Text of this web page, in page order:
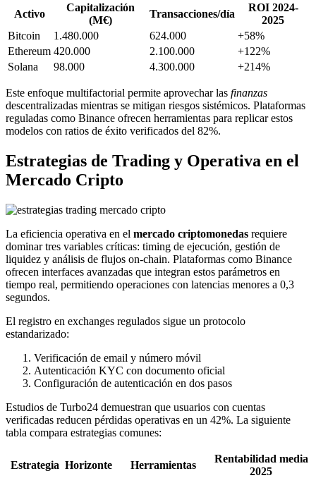
Activo
Capitalización
(M€)
Transacciones/día
ROI 2024-
2025
Bitcoin
1.480.000 624.000
+58%
Ethereum 420.000 2.100.000
+122%
Solana
98.000 4.300.000 +214%
Este enfoque multifactorial permite aprovechar las finanzas
descentralizadas mientras se mitigan riesgos sistémicos. Plataformas
reguladas como Binance ofrecen herramientas para replicar estos
modelos con ratios de éxito verificados del 82%.
Estrategias de Trading y Operativa en el
Mercado Cripto
La eficiencia operativa en el mercado criptomonedas requiere
dominar tres variables críticas: timing de ejecución, gestión de
liquidez y análisis de flujos on-chain. Plataformas como Binance
ofrecen interfaces avanzadas que integran estos parámetros en
tiempo real, permitiendo operaciones con latencias menores a 0,3
segundos.
El registro en exchanges regulados sigue un protocolo
estandarizado:
Verificación de email y número móvil
Autenticación KYC con documento oficial
Configuración de autenticación en dos pasos
Estudios de Turbo24 demuestran que usuarios con cuentas
verificadas reducen pérdidas operativas en un 42%. La siguiente
tabla compara estrategias comunes:
Estrategia Horizonte Herramientas
Rentabilidad media
2025